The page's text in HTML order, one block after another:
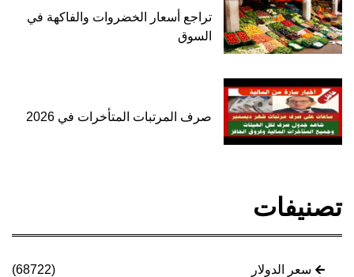
تراجع أسعار الخضروات والفاكهة في
السوق
صرف المرتبات المتأخرات في 2026
تصنيفات
سعر الدولار (68722)